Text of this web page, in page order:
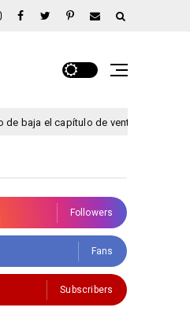
de venta de tierras a
Followers
Fans
Subscribers